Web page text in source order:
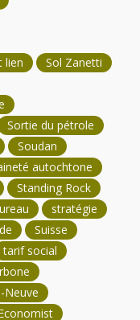
lien
Sol Zanetti
Sortie du pétrole
Soudan
autochtone
Standing Rock
stratégie
Suisse
tarif social
Neuve